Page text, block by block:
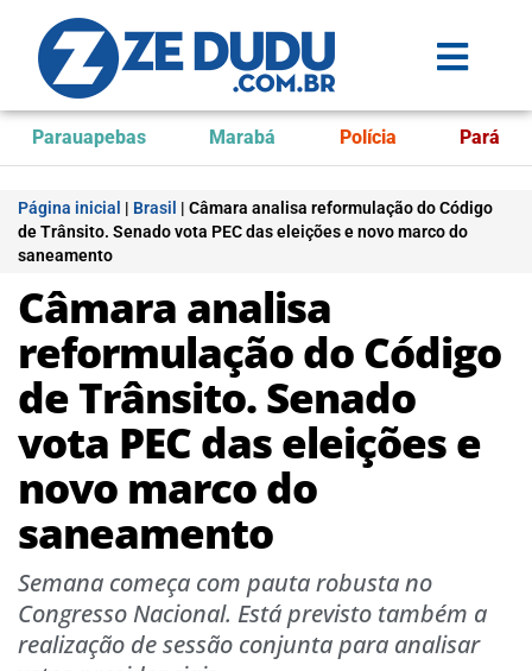
Parauapebas Marabá Polícia Pará
Página inicial | Brasil | Câmara analisa reformulação do Código
de Trânsito. Senado vota PEC das eleições e novo marco do
saneamento
Câmara analisa
reformulação do Código
de Trânsito. Senado
vota PEC das eleições e
novo marco do
saneamento
Semana começa com pauta robusta no
Congresso Nacional. Está previsto também a
realização de sessão conjunta para analisar